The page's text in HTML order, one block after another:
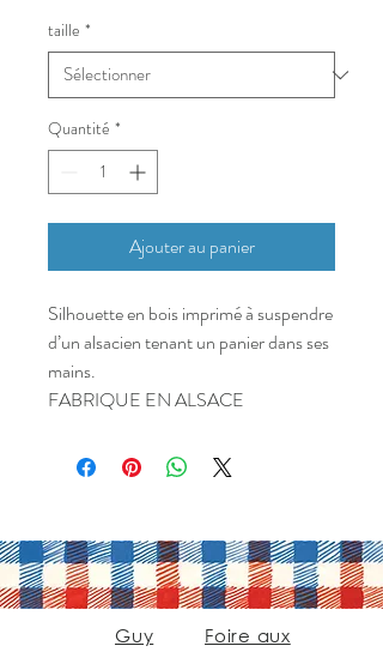
taille *
Quantité *
Ajouter au panier
Silhouette en bois imprimé à suspendre
d’un alsacien tenant un panier dans ses
mains.
FABRIQUE EN ALSACE
Guy
Foire aux